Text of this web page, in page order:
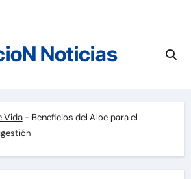
Noticias
Vida- Beneficios del Aloe para el